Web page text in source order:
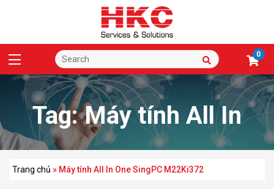
0
Tag:Máy tính All In
One SingPC M22Ki372
Trang chủ » Máy tính All In One SingPC M22Ki372